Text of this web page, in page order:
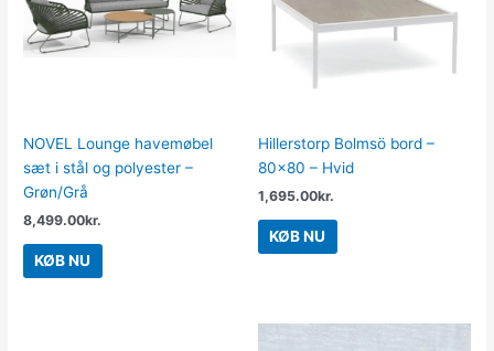
NOVEL Lounge havemøbel
sæt i stål og polyester –
Grøn/Grå
8,499.00kr.
KØB NU
Hillerstorp Bolmsö bord –
80×80 – Hvid
1,695.00kr.
KØB NU